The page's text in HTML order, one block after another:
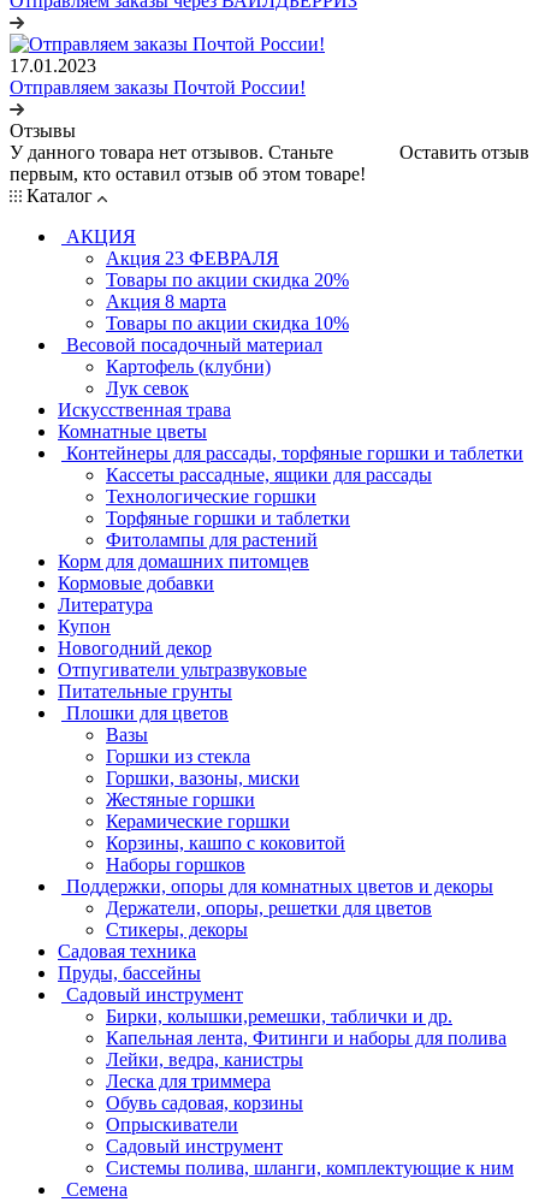
17.01.2023
Отправляем заказы Почтой России!
Отзывы
Оставить отзыв
У данного товара нет отзывов. Станьте
первым, кто оставил отзыв об этом товаре!
Каталог
АКЦИЯ
Акция 23 ФЕВРАЛЯ
Товары по акции скидка 20%
Акция 8 марта
Товары по акции скидка 10%
Весовой посадочный материал
Картофель (клубни)
Лук севок
Искусственная трава
Комнатные цветы
Контейнеры для рассады, торфяные горшки и таблетки
Кассеты рассадные, ящики для рассады
Технологические горшки
Торфяные горшки и таблетки
Фитолампы для растений
Корм для домашних питомцев
Кормовые добавки
Литература
Купон
Новогодний декор
Отпугиватели ультразвуковые
Питательные грунты
Плошки для цветов
Вазы
Горшки из стекла
Горшки, вазоны, миски
Жестяные горшки
Керамические горшки
Корзины, кашпо с коковитой
Наборы горшков
Поддержки, опоры для комнатных цветов и декоры
Держатели, опоры, решетки для цветов
Стикеры, декоры
Садовая техника
Пруды, бассейны
Садовый инструмент
Бирки, колышки,ремешки, таблички и др.
Капельная лента, Фитинги и наборы для полива
Лейки, ведра, канистры
Леска для триммера
Обувь садовая, корзины
Опрыскиватели
Садовый инструмент
Системы полива, шланги, комплектующие к ним
Семена